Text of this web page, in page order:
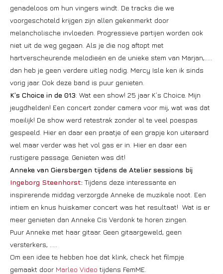
genadeloos om hun vingers windt. De tracks die we
voorgeschoteld krijgen zijn allen gekenmerkt door
melancholische invloeden. Progressieve partijen worden ook
niet uit de weg gegaan. Als je die nog aftopt met
hartverscheurende melodieën en de unieke stem van Marjan,…..
dan heb je geen verdere uitleg nodig. Mercy Isle ken ik sinds
vorig jaar. Ook deze band is puur genieten.
K’s Choice in de 013: Wat een show! 25 jaar K’s Choice. Mijn
jeugdhelden! Een concert zonder camera voor mij, wat was dat
moeilijk! De show werd retestrak zonder al te veel poespas
gespeeld. Hier en daar een praatje of een grapje kon uiteraard
wel maar verder was het vol gas er in. Hier en daar een
rustigere passage. Genieten was dit!
Anneke van Giersbergen tijdens de Atelier sessions bij
Ingeborg Steenhorst: Tijdens deze interessante en
inspirerende middag verzorgde Anneke de muzikale noot. Een
intiem en knus huiskamer concert was het resultaat! Wat is er
meer genieten dan Anneke Cis Verdonk te horen zingen.
Puur Anneke met haar gitaar. Geen gitaargeweld, geen
versterkers, …..
Om een idee te hebben hoe dat klink, check het filmpje
gemaakt door Marleo Video tijdens FemME.